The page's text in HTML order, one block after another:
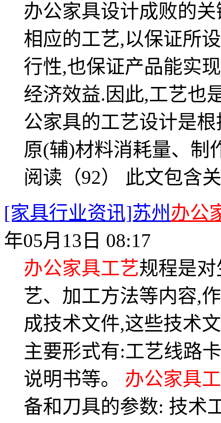
办公家具设计成败的
相应的工艺,以保证所
行性,也保证产品能实
经济效益.因此,工艺也
公家具的工艺设计是
原(辅)材料消耗量、制
阅读（92） 此文包含
[家具行业资讯]苏州 办公
年05月13日 08:17
办公家具工艺规程是
艺、加工方法等内容,
成技术文件,这些技术
主要形式有:工艺线路
说明书等。 办公家具
备和刀具的参数: 技术